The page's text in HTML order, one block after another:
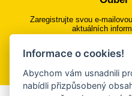
Zaregistrujte svou e-
aktuálních
Přihlásit
Informace o cookies!
Abychom vám usnadnili
nabídli přizpůsobený